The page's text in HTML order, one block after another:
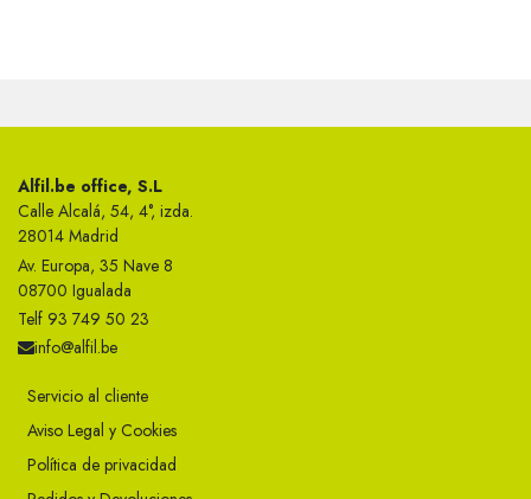
Alfil.be office, S.L
Calle Alcalá, 54, 4°, izda.
28014 Madrid
Av. Europa, 35 Nave 8
08700 Igualada
Telf 93 749 50 23
info@alfil.be
Servicio al cliente
Aviso Legal y Cookies
Política de privacidad